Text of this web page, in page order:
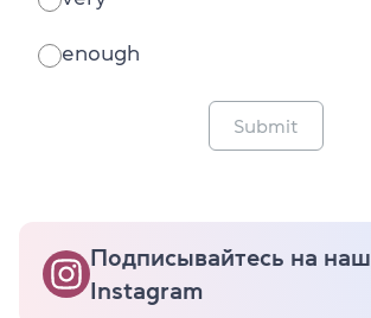
enough
Submit
Подписывайтесь на наш
Instagram